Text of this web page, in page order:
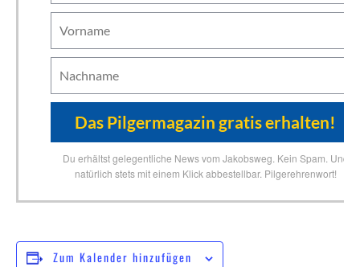
Du erhältst gelegentliche News vom Jakobsweg. Kein Spam. Und
natürlich stets mit einem Klick abbestellbar. Pilgerehrenwort!
Zum Kalender hinzufügen